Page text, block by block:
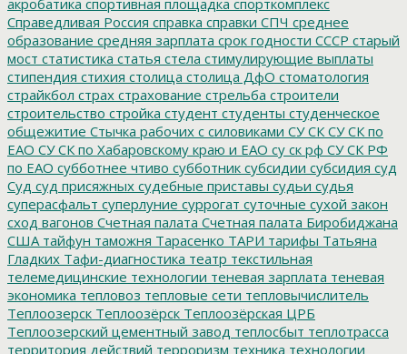
Справедливая Россия справка справки СПЧ среднее
образование средняя зарплата срок годности СССР старый
мост статистика статья стела стимулирующие выплаты
стипендия стихия столица столица ДфО стоматология
страйкбол страх страхование стрельба строители
строительство стройка студент студенты студенческое
общежитие Стычка рабочих с силовиками СУ СК СУ СК по
ЕАО СУ СК по Хабаровскому краю и ЕАО су ск рф СУ СК РФ
по ЕАО субботнее чтиво субботник субсидии субсидия суд
Суд суд присяжных судебные приставы судьи судья
суперасфальт суперлуние суррогат суточные сухой закон
сход вагонов Счетная палата Счетная палата Биробиджана
США тайфун таможня Тарасенко ТАРИ тарифы Татьяна
Гладких Тафи-диагностика театр текстильная
телемедицинские технологии теневая зарплата теневая
экономика тепловоз тепловые сети тепловычислитель
Теплоозерск Теплоозёрск Теплоозёрская ЦРБ
Теплоозерский цементный завод теплосбыт теплотрасса
территория действий терроризм техника технологии